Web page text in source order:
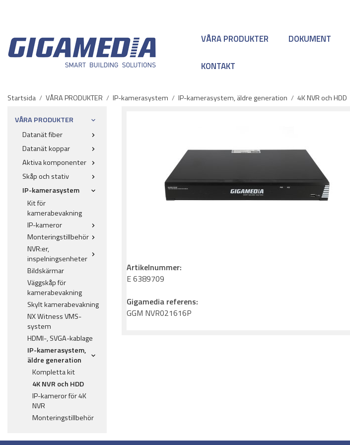
VÅRA PRODUKTER DOKUMENT
KONTAKT
Startsida / VÅRA PRODUKTER / IP-kamerasystem / IP-kamerasystem, äldre generation / 4K NVR och HDD
VÅRA PRODUKTER
Datanät fiber
Datanät koppar
Aktiva komponenter
Skåp och stativ
IP-kamerasystem
Kit för
kamerabevakning
IP-kameror
Monteringstillbehör
NVR:er,
inspelningsenheter
Bildskärmar
Väggskåp för
kamerabevakning
Skylt kamerabevakning
NX Witness VMS-
system
HDMI-, SVGA-kablage
IP-kamerasystem,
äldre generation
Kompletta kit
4K NVR och HDD
IP-kameror för 4K
NVR
Monteringstillbehör
Artikelnummer:
E 6389709
Gigamedia referens:
GGM NVR021616P